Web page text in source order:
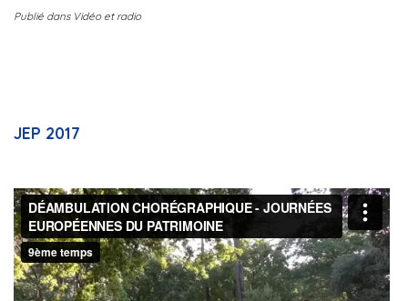
Publié dans Vidéo et radio
JEP 2017